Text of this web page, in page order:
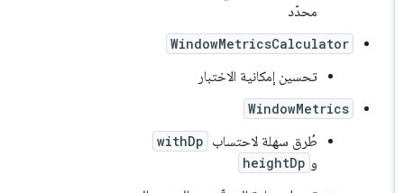
محدّد
WindowMetricsCalculator
تحسين إمكانية الاختبار
WindowMetrics
طُرق سهلة لاحتساب withDp
heightDp